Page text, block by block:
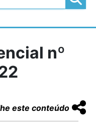
nº
este conteúdo